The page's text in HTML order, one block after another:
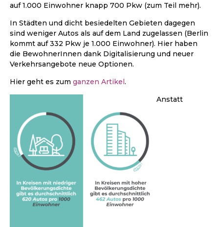
auf 1.000 Einwohner knapp 700 Pkw (zum Teil mehr).
In Städten und dicht besiedelten Gebieten dagegen
sind weniger Autos als auf dem Land zugelassen (Berlin
kommt auf 332 Pkw je 1.000 Einwohner). Hier haben
die BewohnerInnen dank Digitalisierung und neuer
Verkehrsangebote neue Optionen.
Hier geht es zum ganzen Artikel.
Anstatt